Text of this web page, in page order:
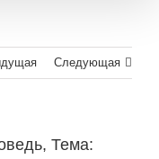
Следующая
Тема: